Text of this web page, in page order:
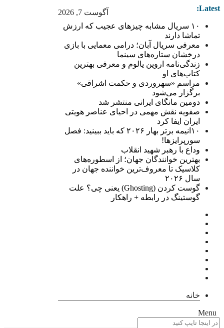
آگوست 7, 2026 Latest:
۱۰ سریال مشابه چیزهای عجیب که ارزش
تماشا دارند
معرفی سریال آبان؛ درامی معمایی با بازی
درخشان ستاره‌های سینما
زندگی‌نامه اروین یالوم و معرفی بهترین
کتاب‌های او
مراسم «سهروردی و حکمت اشراقی»
برگزار می‌شود
دومین مانگای ایرانی منتشر شد
صفویه نقش مهمی در احیای عناصر هویتی
ایران ایفا کرد
۱۰انیمه برتر بهار ۲۰۲۶ که باید ببینید: فصل
سورپرایزها!
وداع با رهبر شهید انقلاب
بهترین خوانندگان جهان؛ از اسطوره‌های
کلاسیک تا معروف‌ترین خواننده جهان در
سال ۲۰۲۶
گوست کردن (Ghosting) یعنی چی؟ علت
گوستینگ در رابطه + راهکار
خانه
Menu